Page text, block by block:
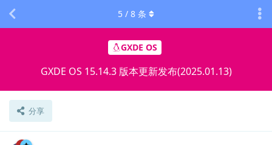
GXDE OS
GXDE OS 15.14.3 版本更新发布(2025.01.13)
分享
5 / 8 条